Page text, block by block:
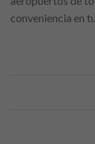
conveniencia en